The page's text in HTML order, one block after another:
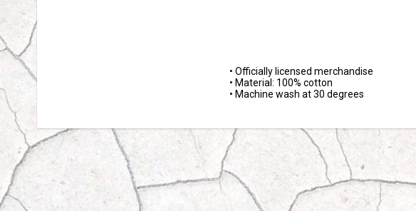
• Officially licensed merchandise
• Material: 100% cotton
• Machine wash at 30 degrees